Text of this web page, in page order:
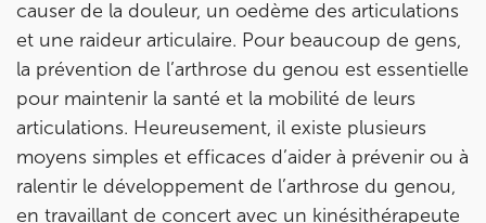
causer de la douleur, un oedème des articulations
et une raideur articulaire. Pour beaucoup de gens,
la prévention de l’arthrose du genou est essentielle
pour maintenir la santé et la mobilité de leurs
articulations. Heureusement, il existe plusieurs
moyens simples et efficaces d’aider à prévenir ou à
ralentir le développement de l’arthrose du genou,
en travaillant de concert avec un kinésithérapeute
IK PARIS 16 – TROCADÉRO
8 Av. de Camoens 75116 Paris
8 Av. de Camoens 75116 Paris
Prenez RDV sur